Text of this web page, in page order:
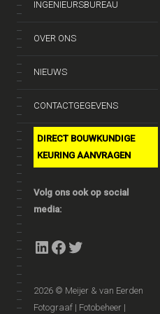
INGENIEURSBUREAU
OVER ONS
NIEUWS
CONTACTGEGEVENS
DIRECT BOUWKUNDIGE
KEURING AANVRAGEN
Volg ons ook op social
media:
LinkedIn
Facebook
2026 © Meijer & van Eerden
Fotograaf | Fotobeheer |